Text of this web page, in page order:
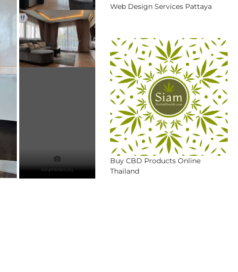
All photos (4)
Web Design Services Pattaya
Buy CBD Products Online
Thailand